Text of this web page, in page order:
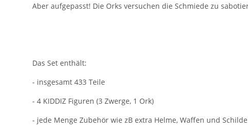
Aber aufgepasst! Die Orks versuchen die Schmiede zu
Das Set enthält:
- insgesamt 433 Teile
- 4 KIDDIZ Figuren (3 Zwerge, 1 Ork)
- jede Menge Zubehör wie zB extra Helme, Waffen und Schilde